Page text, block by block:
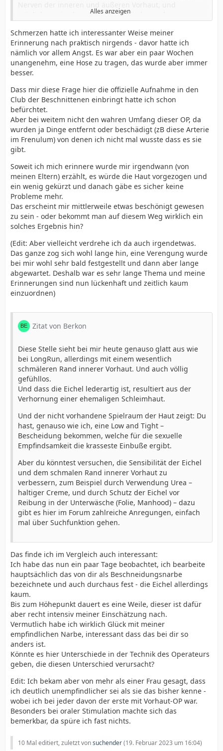
möglicherweise kommt dadurch die besondere
Wobei das je nach Person unterschiedlich sein kann, bei
mit ist diese Narbe beispielsweise nicht empfindlicher
wie der schmale Rest innerer Vorhaut, der ähnlich wie
bei dir gerade mal 4mm beträgt.
Dass deine Wulst viel weniger empfindlich ist, dürfte
bei einem intakten Frenulum überhaupt nicht sein – von
daher kannst du davon ausgehen, dass dein Frenulum
herausgeschnitten wurde und dann die Schnittränder
vernäht wurden.
Wahrscheinlich hat der Operateur dabei versucht, eine
Art Frenulum nachzubilden, so dass du jetzt diese Wulst
hast, aber nur meine Vermutung.
Erinnerst Du dich noch, ob diese Stelle lange zum
Verheilen gebraucht hat ? Das wäre nochmals ein
weiterer Hinweis auf das Herausschneiden des
Frenulums.
Bei mir war es damals auch so, diese Stelle brauchte
Wochen, bis sie schmerzfrei war, ich habe das leider
noch in schlechter Erinnerung, Schmerzen an so einer
sensiblen Stelle vergisst man nicht mehr.
Alles anzeigen
Schmerzen hatte ich interessanter Weise meiner
Erinnerung nach praktisch nirgends - davor hatte ich
nämlich vor allem Angst. Es war aber ein paar Wochen
unangenehm, eine Hose zu tragen, das wurde aber immer
besser.
Dass mir diese Frage hier die offizielle Aufnahme in den
Club der Beschnittenen einbringt hatte ich schon
befürchtet.
Aber bei weitem nicht den wahren Umfang dieser OP, da
wurden ja Dinge entfernt oder beschädigt (zB diese Arterie
im Frenulum) von denen ich nicht mal wusste dass es sie
gibt.
Soweit ich mich erinnere wurde mir irgendwann (von
meinen Eltern) erzählt, es würde die Haut vorgezogen und
ein wenig gekürzt und danach gäbe es sicher keine
Probleme mehr.
Das erscheint mir mittlerweile etwas beschönigt gewesen
zu sein - oder bekommt man auf diesem Weg wirklich ein
solches Ergebnis hin?
(Edit: Aber vielleicht verdrehe ich da auch irgendetwas.
Das ganze zog sich wohl lange hin, eine Verengung wurde
bei mir wohl sehr bald festgestellt und dann aber lange
abgewartet. Deshalb war es sehr lange Thema und meine
Erinnerungen sind nun lückenhaft und zeitlich kaum
einzuordnen)
Zitat von Berkon
Diese Stelle sieht bei mir heute genauso glatt aus wie
bei LongRun, allerdings mit einem wesentlich
schmäleren Rand innerer Vorhaut. Und auch völlig
gefühllos.
Und dass die Eichel lederartig ist, resultiert aus der
Verhornung einer ehemaligen Schleimhaut.
Und der nicht vorhandene Spielraum der Haut zeigt: Du
hast, genauso wie ich, eine Low and Tight –
Bescheidung bekommen, welche für die sexuelle
Empfindsamkeit die krasseste Einbuße ergibt.
Aber du könntest versuchen, die Sensibilität der Eichel
und dem schmalen Rand innerer Vorhaut zu
verbessern, zum Beispiel durch Verwendung Urea –
haltiger Creme, und durch Schutz der Eichel vor
Reibung in der Unterwäsche (Folie, Manhood) – dazu
gibt es hier im Forum zahlreiche Anregungen, einfach
mal über Suchfunktion gehen.
Das finde ich im Vergleich auch interessant:
Ich habe das nun ein paar Tage beobachtet, ich bearbeite
hauptsächlich das von dir als Beschneidungsnarbe
bezeichnete und auch durchaus fest - die Eichel allerdings
kaum.
Bis zum Höhepunkt dauert es eine Weile, dieser ist dafür
aber recht intensiv meiner Einschätzung nach.
Vermutlich habe ich wirklich Glück mit meiner
empfindlichen Narbe, interessant dass das bei dir so
anders ist.
Könnte es hier Unterschiede in der Technik des Operateurs
geben, die diesen Unterschied verursacht?
Edit: Ich bekam aber von mehr als einer Frau gesagt, dass
ich deutlich unempfindlicher sei als sie das bisher kenne -
wobei ich bei jeder davon der erste mit Vorhaut-OP war.
Besonders bei oraler Stimulation machte sich das
bemerkbar, da spüre ich fast nichts.
10 Mal editiert, zuletzt vonsuchender(19. Februar 2023 um 16:04)